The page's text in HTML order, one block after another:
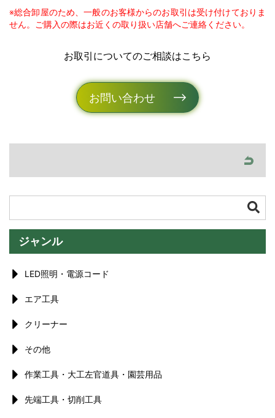
ジャンル
LED照明・電源コード
エア工具
クリーナー
その他
作業工具・大工左官道具・園芸用品
先端工具・切削工具
※総合卸屋のため、一般のお客様からのお取引は受け付けておりま
せん。ご購入の際はお近くの取り扱い店舗へご連絡ください。
お取引についてのご相談はこちら
お問い合わせ